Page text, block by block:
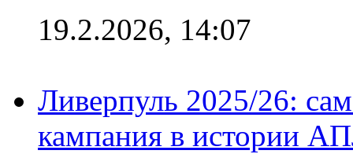
19.2.2026, 14:07
Ливерпуль 2025/26:
кампания в истории